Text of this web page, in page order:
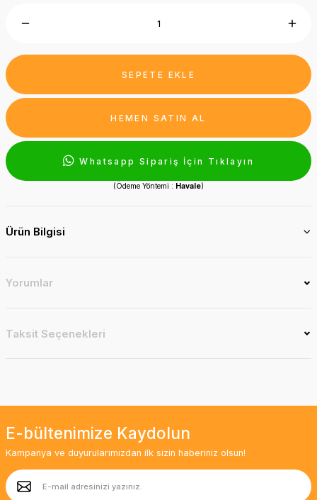
SEPETE EKLE
HEMEN SATIN AL
Whatsapp Sipariş İçin Tıklayın
(Ödeme Yöntemi : Havale)
Ürün Bilgisi
Yorumlar
Taksit Seçenekleri
E-bültenimize Kaydolun
Kampanya ve duyurularımızdan ilk sizin haberiniz olsun!